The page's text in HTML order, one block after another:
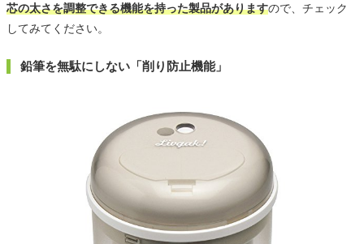
芯の太さを調整できる機能を持った製品がありますので、チェック
してみてください。
鉛筆を無駄にしない「削り防止機能」